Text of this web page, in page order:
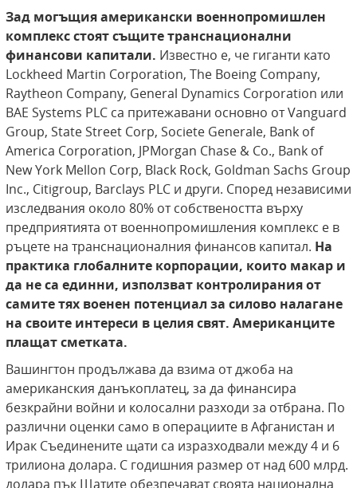
Зад могъщия американски военнопромишлен
комплекс стоят същите транснационални
финансови капитали. Известно е, че гиганти като
Lockheed Martin Corporation, The Boeing Company,
Raytheon Company, General Dynamics Corporation или
BAE Systems PLC са притежавани основно от Vanguard
Group, State Street Corp, Societe Generale, Bank of
America Corporation, JPMorgan Chase & Co., Bank of
New York Mellon Corp, Black Rock, Goldman Sachs Group
Inc., Citigroup, Barclays PLC и други. Според независими
изследвания около 80% от собствеността върху
предприятията от военнопромишления комплекс е в
ръцете на транснационалния финансов капитал. На
практика глобалните корпорации, които макар и
да не са единни, използват контролирания от
самите тях военен потенциал за силово налагане
на своите интереси в целия свят. Американците
плащат сметката.
Вашингтон продължава да взима от джоба на
американския данъкоплатец, за да финансира
безкрайни войни и колосални разходи за отбрана. По
различни оценки само в операциите в Афганистан и
Ирак Съединените щати са изразходвали между 4 и 6
трилиона долара. С годишния размер от над 600 млрд.
долара пък Щатите обезпечават своята национална